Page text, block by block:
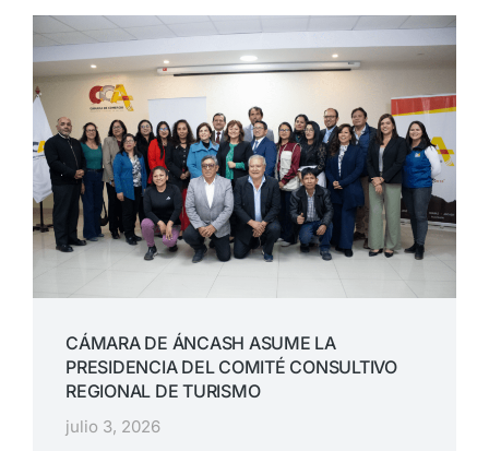
CÁMARA DE ÁNCASH ASUME LA
PRESIDENCIA DEL COMITÉ CONSULTIVO
REGIONAL DE TURISMO
julio 3, 2026